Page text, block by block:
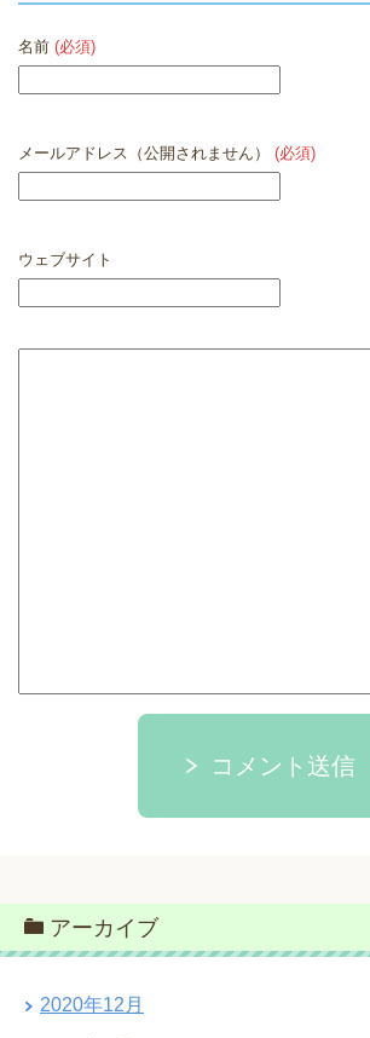
名前 (必須)
メールアドレス（公開されません） (必須)
ウェブサイト
コメント送信
アーカイブ
2020年12月